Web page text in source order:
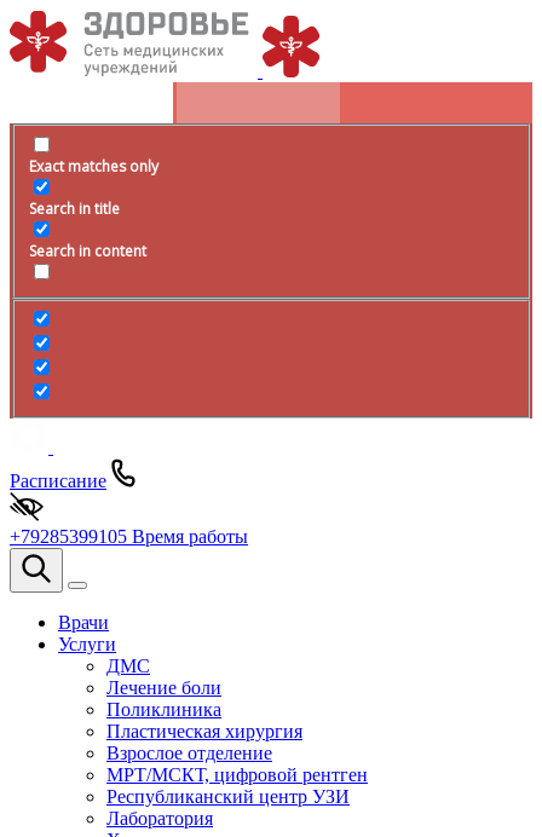
Exact matches only
Search in title
Search in content
Расписание
+79285399105 Время работы
Врачи
Услуги
ДМС
Лечение боли
Поликлиника
Пластическая хирургия
Взрослое отделение
МРТ/МСКТ, цифровой рентген
Республиканский центр УЗИ
Лаборатория